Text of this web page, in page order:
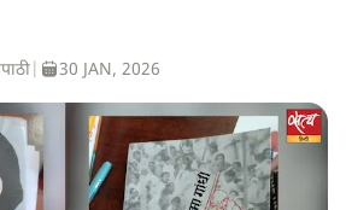
30 JAN, 2026